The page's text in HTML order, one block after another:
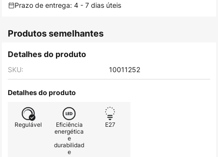
Prazo de entrega: 4 - 7 dias úteis
Produtos semelhantes
Detalhes do produto
SKU: 10011252
Detalhes do produto
Regulável
Eficiência
energética
e
durabilidad
e
E27